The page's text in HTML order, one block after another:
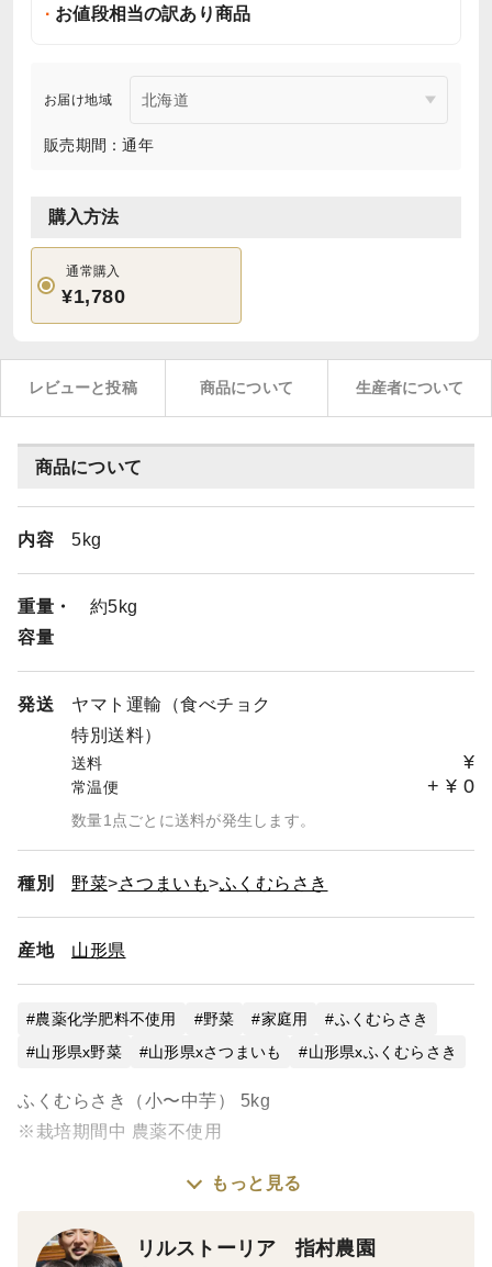
お値段相当の訳あり商品
お届け地域
販売期間：通年
購入方法
通常購入
¥1,780
レビューと投稿 商品について 生産者について
商品について
内容 5kg
重量・
容量
約5kg
発送
ヤマト運輸（食べチョク
特別送料）
送料 ¥
常温便 + ¥ 0
数量1点ごとに送料が発生します。
種別 野菜 さつまいも ふくむらさき
産地 山形県
農薬化学肥料不使用 野菜 家庭用
ふくむらさき
山形県x野菜
山形県xさつまいも 山形県xふくむらさき
ふくむらさき（小〜中芋） 5kg
※栽培期間中 農薬不使用
・サイズは小〜中芋の【ふくむらさき】です。
もっと見る
リルストーリア 指村農園